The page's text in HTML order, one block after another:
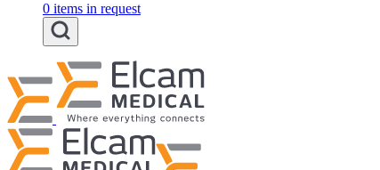
0 items in request